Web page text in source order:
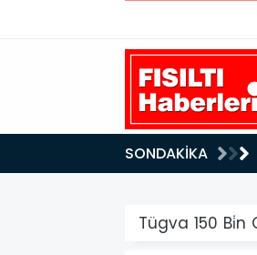
SONDAKİKA
Tügva 150